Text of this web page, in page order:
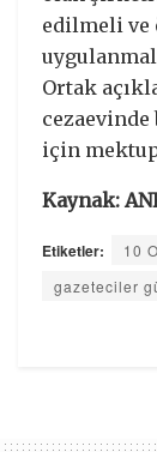
edilmeli ve
Ortak
cezaevinde
için
Kaynak:
Etiketler: 10
gazeteciler